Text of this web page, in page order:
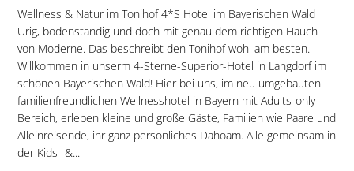
Wellness & Natur im Tonihof 4*S Hotel im Bayerischen Wald
Urig, bodenständig und doch mit genau dem richtigen Hauch
von Moderne. Das beschreibt den Tonihof wohl am besten.
Willkommen in unserm 4-Sterne-Superior-Hotel in Langdorf im
schönen Bayerischen Wald! Hier bei uns, im neu umgebauten
familien­freundlichen Wellnesshotel in Bayern mit Adults-only-
Bereich, erleben kleine und große Gäste, Familien wie Paare und
Alleinreisende, ihr ganz persönliches Dahoam. Alle gemeinsam in
der Kids- &...